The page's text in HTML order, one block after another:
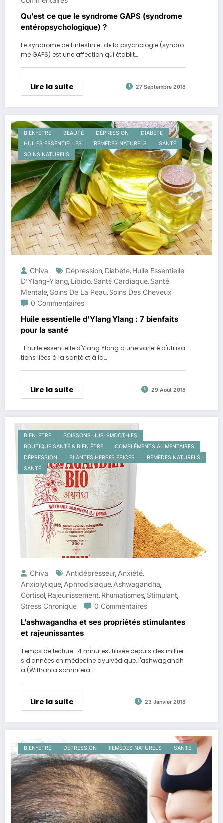
Qu’est ce que le syndrome GAPS (syndrome
entéropsychologique) ?
Le syndrome de l'intestin et de la psychologie (syndro
me GAPS) est une affection qui établit…
Lire la suite 27 Septembre 2018
BIEN-ETRE BEAUTÉ DÉPRESSION
DIABÈTE
HUILES ESSENTIELLES
REMÈDES NATURELS
SANTÉ
SOINS NATURELS
Chiva Dépression, Diabète, Huile Essentielle
D’Ylang-Ylang, Libido, Santé Cardiaque, Santé
Mentale, Soins De La Peau, Soins Des Cheveux
0 Commentaires
Huile essentielle d’Ylang Ylang : 7 bienfaits
pour la santé
L'huile essentielle d'Ylang Ylang a une variété d'utilisa
tions liées à la santé et à la…
Lire la suite 29 Août 2018
BIEN-ETRE
BOISSONS-JUS-SMOOTHIES
BOUTIQUE SANTÉ & BIEN ÊTRE
COMPLÉMENTS ALIMENTAIRES
DÉPRESSION
PLANTES HERBES ÉPICES
REMÈDES NATURELS
SANTÉ
Chiva Antidépresseur, Anxiété,
Anxiolytique, Aphrodisiaque, Ashwagandha,
Cortisol, Rajeunissement, Rhumatismes, Stimulant,
Stress Chronique
0 Commentaires
L’ashwagandha et ses propriétés stimulantes
et rajeunissantes
Temps de lecture : 4 minutesUtilisée depuis des millier
s d'années en médecine ayurvédique, l'ashwagandh
a (Withania somnifera…
Lire la suite 23 Janvier 2018
BIEN-ETRE DÉPRESSION REMÈDES NATURELS SANTÉ